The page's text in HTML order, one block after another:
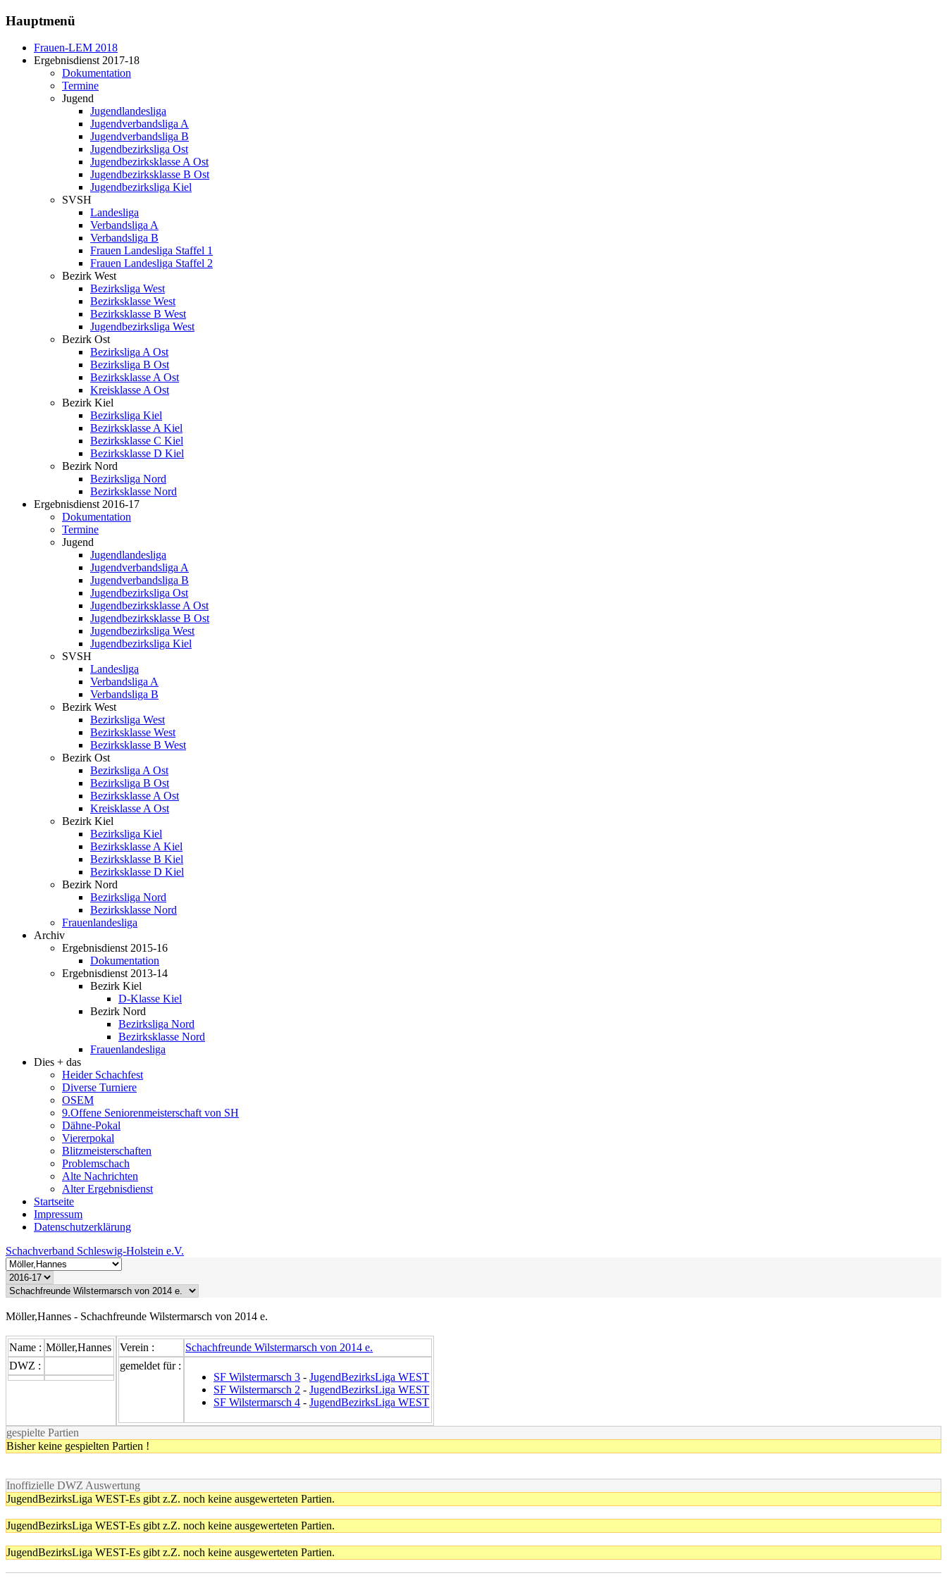
Hauptmenü
Frauen-LEM 2018
Ergebnisdienst 2017-18
Dokumentation
Termine
Jugend
Jugendlandesliga
Jugendverbandsliga A
Jugendverbandsliga B
Jugendbezirksliga Ost
Jugendbezirksklasse A Ost
Jugendbezirksklasse B Ost
Jugendbezirksliga Kiel
SVSH
Landesliga
Verbandsliga A
Verbandsliga B
Frauen Landesliga Staffel 1
Frauen Landesliga Staffel 2
Bezirk West
Bezirksliga West
Bezirksklasse West
Bezirksklasse B West
Jugendbezirksliga West
Bezirk Ost
Bezirksliga A Ost
Bezirksliga B Ost
Bezirksklasse A Ost
Kreisklasse A Ost
Bezirk Kiel
Bezirksliga Kiel
Bezirksklasse A Kiel
Bezirksklasse C Kiel
Bezirksklasse D Kiel
Bezirk Nord
Bezirksliga Nord
Bezirksklasse Nord
Ergebnisdienst 2016-17
Dokumentation
Termine
Jugend
Jugendlandesliga
Jugendverbandsliga A
Jugendverbandsliga B
Jugendbezirksliga Ost
Jugendbezirksklasse A Ost
Jugendbezirksklasse B Ost
Jugendbezirksliga West
Jugendbezirksliga Kiel
SVSH
Landesliga
Verbandsliga A
Verbandsliga B
Bezirk West
Bezirksliga West
Bezirksklasse West
Bezirksklasse B West
Bezirk Ost
Bezirksliga A Ost
Bezirksliga B Ost
Bezirksklasse A Ost
Kreisklasse A Ost
Bezirk Kiel
Bezirksliga Kiel
Bezirksklasse A Kiel
Bezirksklasse B Kiel
Bezirksklasse D Kiel
Bezirk Nord
Bezirksliga Nord
Bezirksklasse Nord
Frauenlandesliga
Archiv
Ergebnisdienst 2015-16
Dokumentation
Ergebnisdienst 2013-14
Bezirk Kiel
D-Klasse Kiel
Bezirk Nord
Bezirksliga Nord
Bezirksklasse Nord
Frauenlandesliga
Dies + das
Heider Schachfest
Diverse Turniere
OSEM
9.Offene Seniorenmeisterschaft von SH
Dähne-Pokal
Viererpokal
Blitzmeisterschaften
Problemschach
Alte Nachrichten
Alter Ergebnisdienst
Startseite
Impressum
Datenschutzerklärung
Schachverband Schleswig-Holstein e.V.
Möller,Hannes - Schachfreunde Wilstermarsch von 2014 e.
Name : Möller,Hannes
DWZ :
Verein :
Schachfreunde Wilstermarsch von 2014 e.
gemeldet für :
SF Wilstermarsch 3 -JugendBezirksLiga WEST
SF Wilstermarsch 2 -JugendBezirksLiga WEST
SF Wilstermarsch 4 -JugendBezirksLiga WEST
gespielte Partien
Bisher keine gespielten Partien !
Inoffizielle DWZ Auswertung
JugendBezirksLiga WEST-Es gibt z.Z. noch keine ausgewerteten Partien.
JugendBezirksLiga WEST-Es gibt z.Z. noch keine ausgewerteten Partien.
JugendBezirksLiga WEST-Es gibt z.Z. noch keine ausgewerteten Partien.